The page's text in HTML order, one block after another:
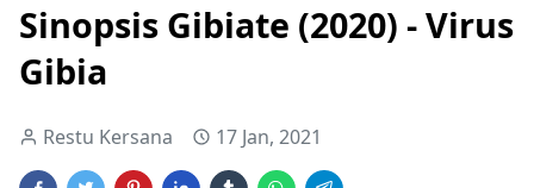
Sinopsis Gibiate (2020) - Virus
Gibia
Restu Kersana 17 Jan, 2021